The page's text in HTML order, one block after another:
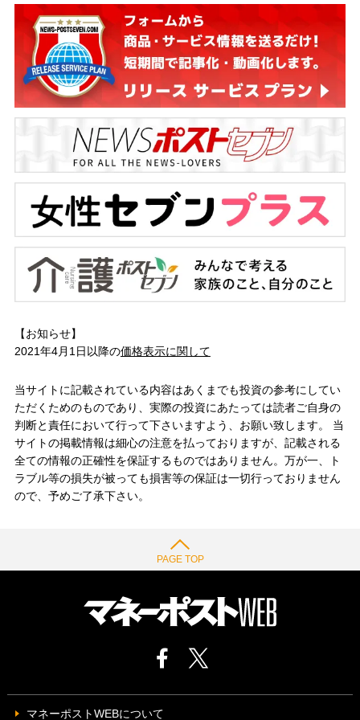
【お知らせ】
2021年4月1日以降の価格表示に関して
当サイトに記載されている内容はあくまでも投資の参考にしてい
ただくためのものであり、実際の投資にあたっては読者ご自身の
判断と責任において行って下さいますよう、お願い致します。 当
サイトの掲載情報は細心の注意を払っておりますが、記載される
全ての情報の正確性を保証するものではありません。万が一、ト
ラブル等の損失が被っても損害等の保証は一切行っておりません
ので、予めご了承下さい。
PAGE TOP
マネーポストWEBについて